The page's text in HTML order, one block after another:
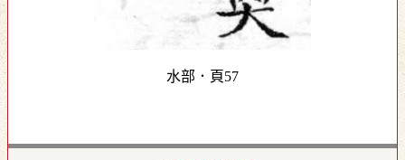
水部．頁57